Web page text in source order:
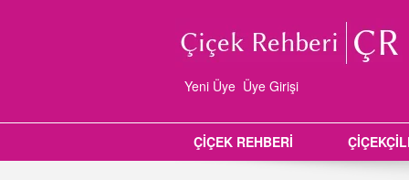
Yeni Üye Üye Girişi
ÇİÇEK REHBERİ